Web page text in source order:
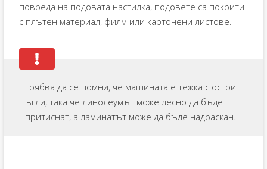
повреда на подовата настилка, подовете са покрити
с плътен материал, филм или картонени листове.
Трябва да се помни, че машината е тежка с остри
ъгли, така че линолеумът може лесно да бъде
притиснат, а ламинатът може да бъде надраскан.